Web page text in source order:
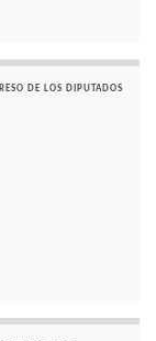
DE LOS DIPUTADOS